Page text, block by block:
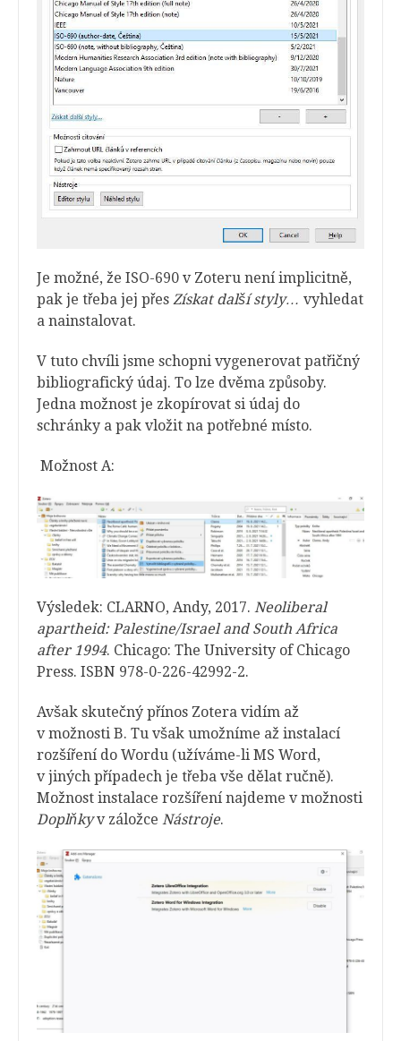
Je možné, že ISO-690 v Zoteru není implicitně,
pak je třeba jej přes Získat další styly… vyhledat
a nainstalovat.
V tuto chvíli jsme schopni vygenerovat patřičný
bibliografický údaj. To lze dvěma způsoby.
Jedna možnost je zkopírovat si údaj do
schránky a pak vložit na potřebné místo.
Možnost A:
Výsledek: CLARNO, Andy, 2017. Neoliberal
apartheid: Palestine/Israel and South Africa
after 1994. Chicago: The University of Chicago
Press. ISBN 978-0-226-42992-2.
Avšak skutečný přínos Zotera vidím až
v možnosti B. Tu však umožníme až instalací
rozšíření do Wordu (užíváme-li MS Word,
v jiných případech je třeba vše dělat ručně).
Možnost instalace rozšíření najdeme v možnosti
Doplňkyv záložce Nástroje.